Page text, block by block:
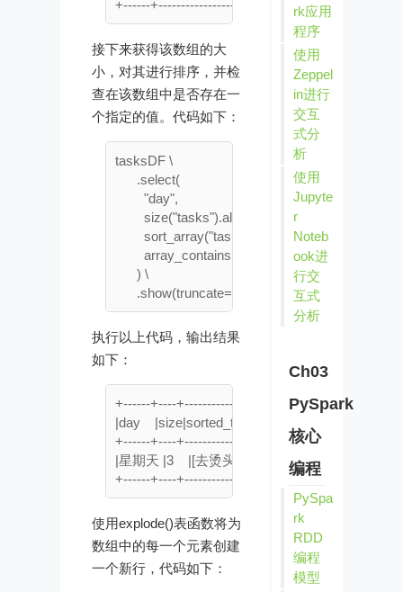
接下来获得该数组的大
小，对其进行排序，并检
查在该数组中是否存在一
个指定的值。代码如下：
tasksDF \
      .select(
        "day",
size("tasks").alias("size"),
        sort_array("tasks").alias("sorted_tasks"),     	    # 对数组排序
array_contains("tasks", "去烫头").alias("
      ) \
执行以上代码，输出结果
如下：
+------+----+--------------------+----------+
|day    |size|sorted_tasks         |  是否去烫头|
+------+----+--------------------+----------+
|星期天 |3    |[去烫头, 喝酒, 抽烟]   | true      |
使用explode()表函数将为
数组中的每一个元素创建
一个新行，代码如下：
rk应用
程序
使用
Zeppel
in进行
交互
式分
析
使用
Jupyte
r
Noteb
ook进
行交
互式
分析
Ch03
PySpark
核心
编程
PySpa
rk
RDD
编程
模型